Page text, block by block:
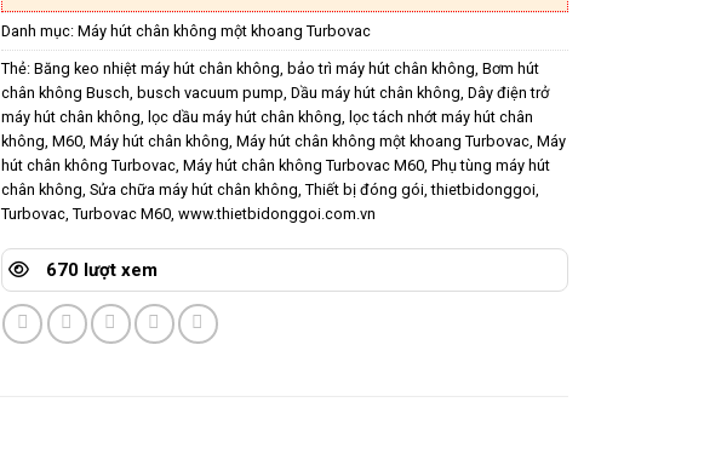
Danh mục: Máy hút chân không một khoang Turbovac
Thẻ: Băng keo nhiệt máy hút chân không bảo trì máy hút chân không Bơm hút
chân không Busch busch vacuum pump Dầu máy hút chân không Dây điện trở
máy hút chân không
lọc dầu máy hút chân không
lọc tách nhớt máy hút chân
không M60, Máy hút chân không Máy hút chân không một khoang Turbovac, Máy
hút chân không Turbovac, Máy hút chân không Turbovac M60, Phụ tùng máy hút
chân không Sửa chữa máy hút chân không Thiết bị đóng gói,thietbidonggoi,
Turbovac, Turbovac M60, www.thietbidonggoi.com.vn
670 lượt xem